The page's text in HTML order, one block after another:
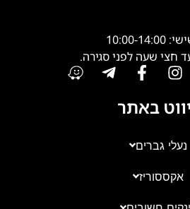
חצי שעה לפני סגירה.
באתר
נעלי גברים
אקססוריז